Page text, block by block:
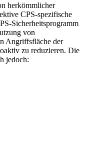
herkömmlicher
CPS-spezifische
Sicherheitsprogramm
von
Angriffsfläche der
zu reduzieren. Die
jedoch: